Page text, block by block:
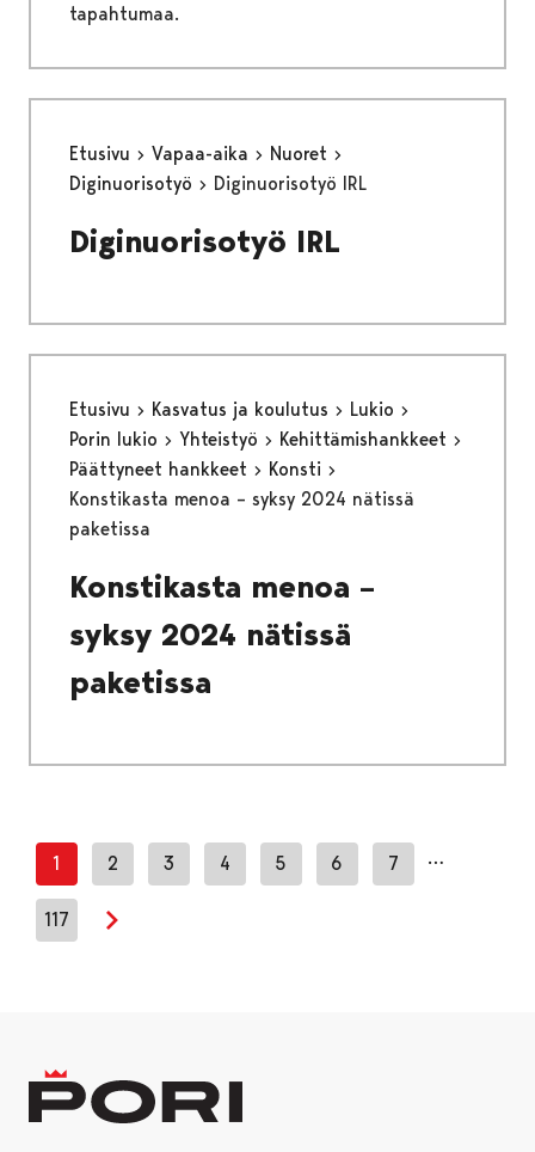
tapahtumaa.
Etusivu Vapaa-aika
Nuoret
Diginuorisotyö
Diginuorisotyö IRL
Diginuorisotyö IRL
Etusivu Kasvatus ja koulutus
Lukio
Porin lukio
Yhteistyö
Kehittämishankkeet
Päättyneet hankkeet
Konsti
Konstikasta menoa – syksy 2024 nätissä
paketissa
Konstikasta menoa –
syksy 2024 nätissä
paketissa
1 2 3 4 5 6 7 …
117